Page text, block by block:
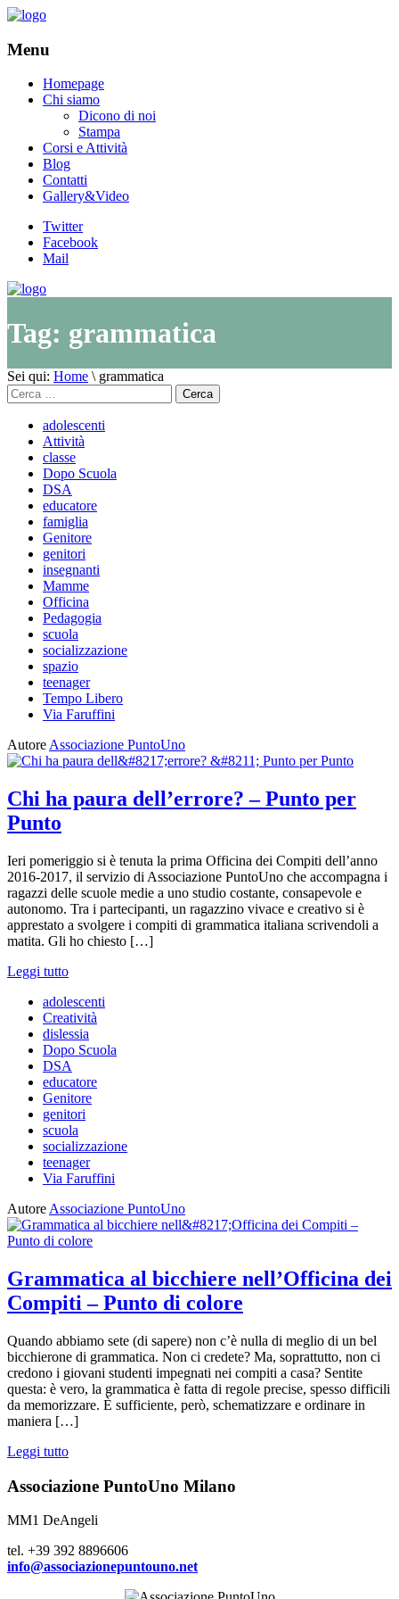
Menu
Homepage
Chi siamo
Dicono di noi
Stampa
Corsi e Attività
Blog
Contatti
Gallery&Video
Twitter
Facebook
Mail
Tag: grammatica
Sei qui: Home \ grammatica
Cerca
per:
adolescenti
Attività
classe
Dopo Scuola
DSA
educatore
famiglia
Genitore
genitori
insegnanti
Mamme
Officina
Pedagogia
scuola
socializzazione
spazio
teenager
Tempo Libero
Via Faruffini
Autore Associazione PuntoUno
Chi ha paura dell’errore? – Punto per
Punto
Ieri pomeriggio si è tenuta la prima Officina dei Compiti dell’anno
2016-2017, il servizio di Associazione PuntoUno che accompagna i
ragazzi delle scuole medie a uno studio costante, consapevole e
autonomo. Tra i partecipanti, un ragazzino vivace e creativo si è
apprestato a svolgere i compiti di grammatica italiana scrivendoli a
matita. Gli ho chiesto […]
Leggi tutto
adolescenti
Creatività
dislessia
Dopo Scuola
DSA
educatore
Genitore
genitori
scuola
socializzazione
teenager
Via Faruffini
Autore Associazione PuntoUno
Grammatica al bicchiere nell’Officina dei
Compiti – Punto di colore
Quando abbiamo sete (di sapere) non c’è nulla di meglio di un bel
bicchierone di grammatica. Non ci credete? Ma, soprattutto, non ci
credono i giovani studenti impegnati nei compiti a casa? Sentite
questa: è vero, la grammatica è fatta di regole precise, spesso difficili
da memorizzare. È sufficiente, però, schematizzare e ordinare in
maniera […]
Leggi tutto
Associazione PuntoUno Milano
MM1 DeAngeli
tel. +39 392 8896606
info@associazionepuntouno.net